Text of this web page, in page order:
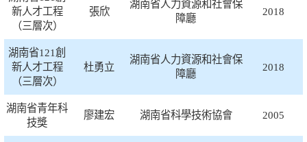
新人才工程
（三層次）
張欣
湖南省人力資源和社會保
障廳
2018
湖南省121創
新人才工程
（三層次）
杜勇立
湖南省人力資源和社會保
障廳
2018
湖南省青年科
技獎
廖建宏 湖南省科學技術協會 2005